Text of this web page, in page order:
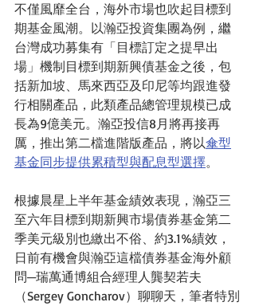
不僅風靡全台，海外市場也吹起目標到
期基金風潮。以瀚亞投資集團為例，繼
台灣成功募集有「目標訂定之提早出
場」機制目標到期新興債基金之後，包
括新加坡、馬來西亞及印尼等均跟進發
行相關產品，此類產品總管理規模已成
長為9億美元。瀚亞投信8月將再接再
厲，推出第二檔進階版產品，將以傘型
基金同步提供累積型與配息型選擇。
根據晨星上半年基金績效表現，瀚亞三
至六年目標到期新興市場債券基金第二
季美元級別也繳出不俗、約3.1%績效，
日前有機會與瀚亞這檔債券基金海外顧
問─瑞萬通博組合經理人龔契若夫
（Sergey Goncharov）聊聊天，筆者特別